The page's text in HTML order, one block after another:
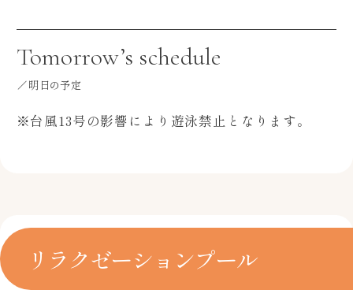
Tomorrow’s schedule
明日の予定
※台風13号の影響により遊泳禁止となります。
リラクゼーションプール